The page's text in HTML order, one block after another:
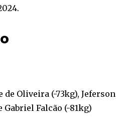
Oliveira (-73kg), Jeferson
Gabriel Falcão (-81kg)